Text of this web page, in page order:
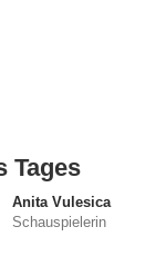
Tages
Anita Vulesica
Schauspielerin